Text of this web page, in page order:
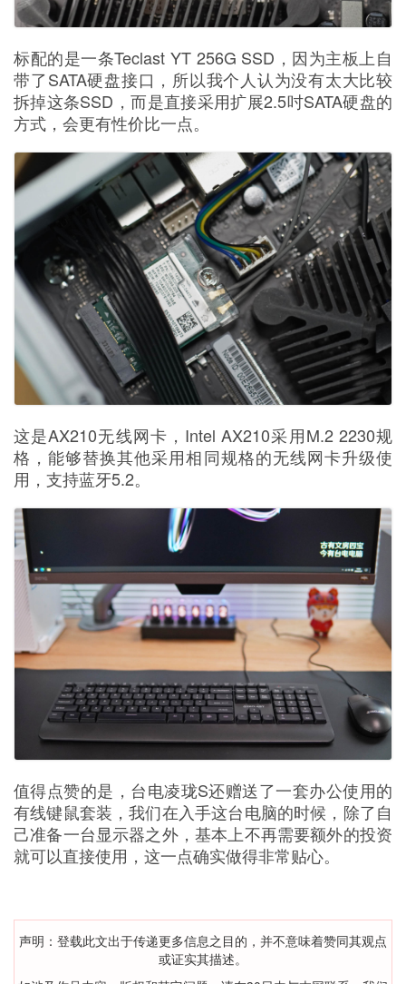
标配的是一条Teclast YT 256G SSD，因为主板上自
带了SATA硬盘接口，所以我个人认为没有太大比较
拆掉这条SSD，而是直接采用扩展2.5吋SATA硬盘的
方式，会更有性价比一点。
这是AX210无线网卡，Intel AX210采用M.2 2230规
格，能够替换其他采用相同规格的无线网卡升级使
用，支持蓝牙5.2。
值得点赞的是，台电凌珑S还赠送了一套办公使用的
有线键鼠套装，我们在入手这台电脑的时候，除了自
己准备一台显示器之外，基本上不再需要额外的投资
就可以直接使用，这一点确实做得非常贴心。
声明：登载此文出于传递更多信息之目的，并不意味着赞同其观点
或证实其描述。